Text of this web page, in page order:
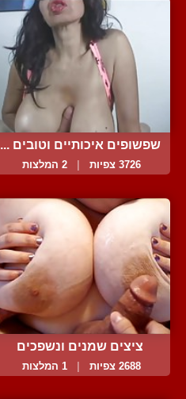
שפשופים איכותיים וטובים ...
3726 צפיות | 2 המלצות
ציצים שמנים ונשפכים
מקבל...
2688 צפיות | 1 המלצות